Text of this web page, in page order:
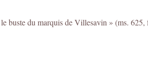
buste du marquis de Villesavin » (ms. 625,